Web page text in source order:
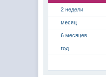
2 недели
месяц
6 месяцев
год